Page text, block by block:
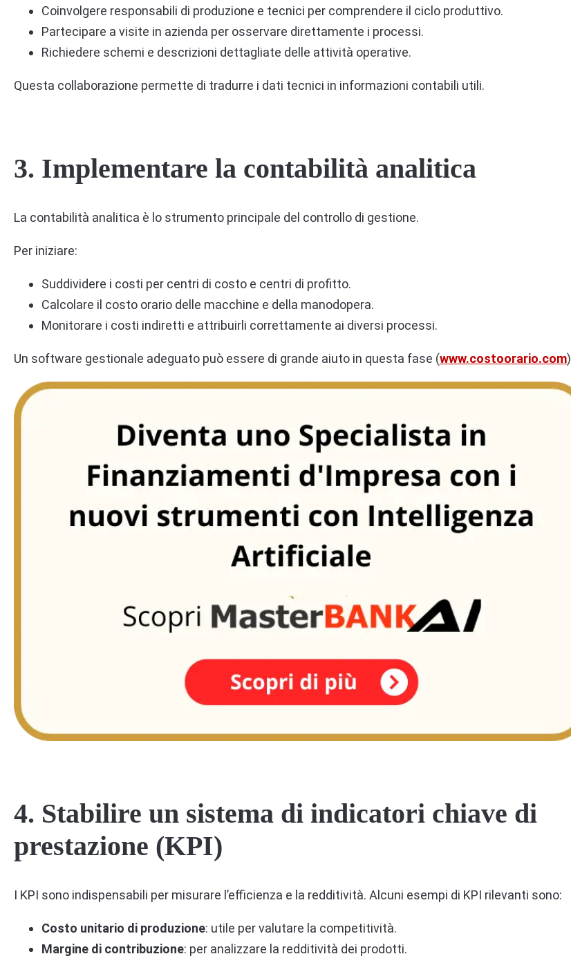
Coinvolgere responsabili di produzione e tecnici per comprendere il ciclo produttivo.
Partecipare a visite in azienda per osservare direttamente i processi.
Richiedere schemi e descrizioni dettagliate delle attività operative.
Questa collaborazione permette di tradurre i dati tecnici in informazioni contabili utili.
3. Implementare la contabilità analitica
La contabilità analitica è lo strumento principale del controllo di gestione.
Per iniziare:
Suddividere i costi per centri di costo e centri di profitto.
Calcolare il costo orario delle macchine e della manodopera.
Monitorare i costi indiretti e attribuirli correttamente ai diversi processi.
Un software gestionale adeguato può essere di grande aiuto in questa fase (www.costoorario.com)
4. Stabilire un sistema di indicatori chiave di
prestazione (KPI)
I KPI sono indispensabili per misurare l’efficienza e la redditività. Alcuni esempi di KPI rilevanti sono:
Costo unitario di produzione: utile per valutare la competitività.
Margine di contribuzione: per analizzare la redditività dei prodotti.